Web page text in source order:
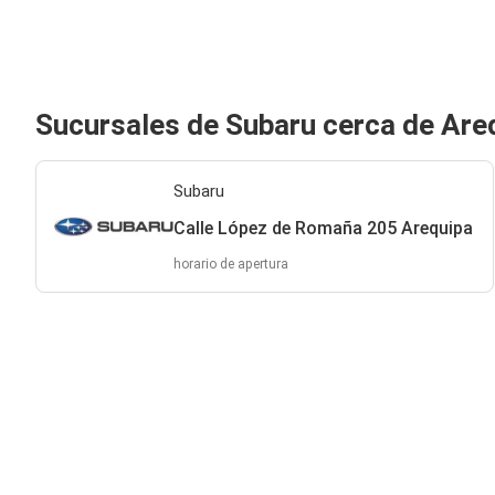
Sucursales de Subaru cerca de
Subaru
Calle López de Romaña 205 Arequipa
horario de apertura